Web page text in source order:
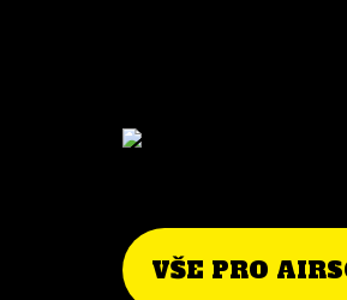
VŠE PRO